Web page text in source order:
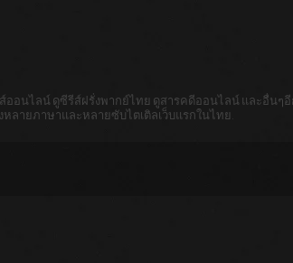
นไลน์ ดูซีรีส์ฝรั่งพากย์ไทย ดูสารคดีออนไลน์ และอื่นๆ
หลายภาษาและหลายซับไตเติลเว็บแรกในไทย.